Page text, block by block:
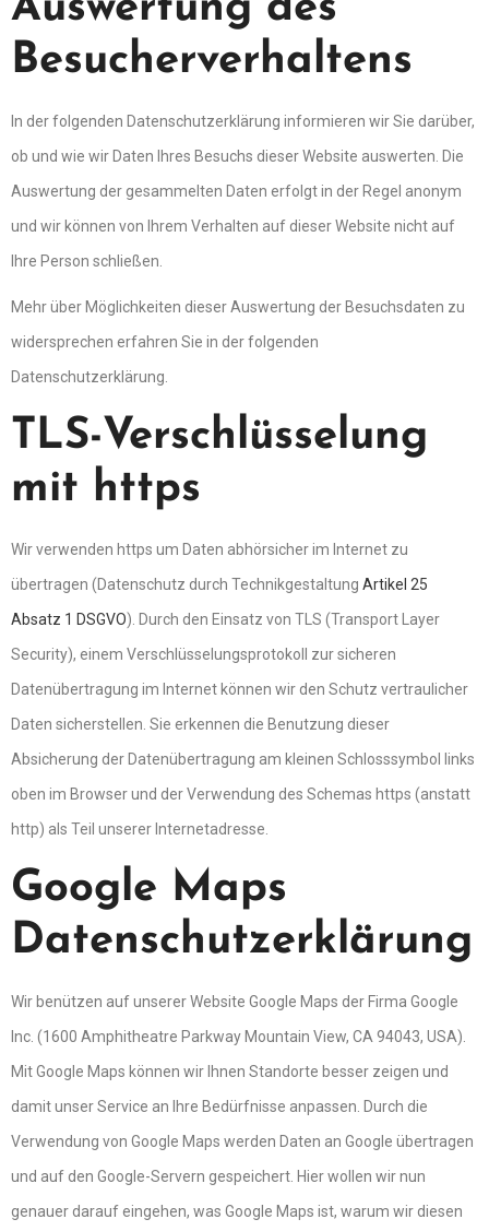
Auswertung des
Besucherverhaltens
In der folgenden Datenschutzerklärung informieren wir Sie darüber,
ob und wie wir Daten Ihres Besuchs dieser Website auswerten. Die
Auswertung der gesammelten Daten erfolgt in der Regel anonym
und wir können von Ihrem Verhalten auf dieser Website nicht auf
Ihre Person schließen.
Mehr über Möglichkeiten dieser Auswertung der Besuchsdaten zu
widersprechen erfahren Sie in der folgenden
Datenschutzerklärung.
TLS-Verschlüsselung
mit https
Wir verwenden https um Daten abhörsicher im Internet zu
übertragen (Datenschutz durch Technikgestaltung Artikel 25
Absatz 1 DSGVO). Durch den Einsatz von TLS (Transport Layer
Security), einem Verschlüsselungsprotokoll zur sicheren
Datenübertragung im Internet können wir den Schutz vertraulicher
Daten sicherstellen. Sie erkennen die Benutzung dieser
Absicherung der Datenübertragung am kleinen Schlosssymbol links
oben im Browser und der Verwendung des Schemas https (anstatt
http) als Teil unserer Internetadresse.
Google Maps
Datenschutzerklärung
Wir benützen auf unserer Website Google Maps der Firma Google
Inc. (1600 Amphitheatre Parkway Mountain View, CA 94043, USA).
Mit Google Maps können wir Ihnen Standorte besser zeigen und
damit unser Service an Ihre Bedürfnisse anpassen. Durch die
Verwendung von Google Maps werden Daten an Google übertragen
und auf den Google-Servern gespeichert. Hier wollen wir nun
genauer darauf eingehen, was Google Maps ist, warum wir diesen